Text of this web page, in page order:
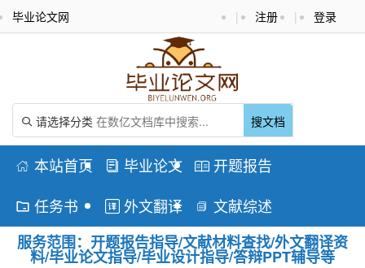
毕业论文网 登录
|
注册
|
 请选择分类 搜文档
 本站首页  毕业论文  开题报告
 任务书  外文翻译  文献综述
服务范围：开题报告指导/文献材料查找/外文翻译资
料/毕业论文指导/毕业设计指导/答辩PPT辅导等